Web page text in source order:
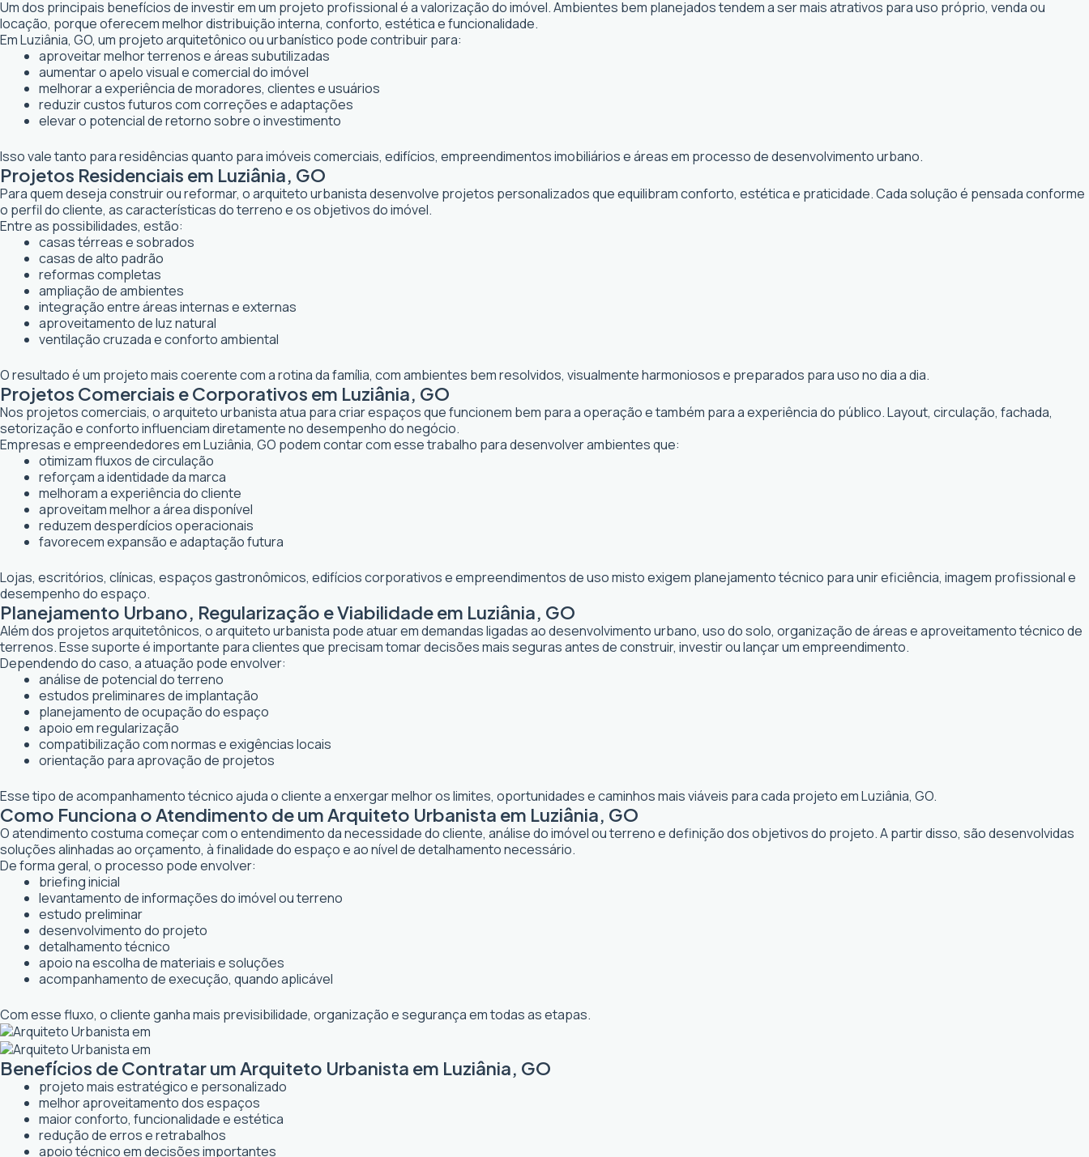
Um dos principais benefícios de investir em um projeto profissional é a valorização do imóvel. Ambientes bem planejados tendem a ser mais atrativos para uso próprio, venda ou
locação, porque oferecem melhor distribuição interna, conforto, estética e funcionalidade.
Em Luziânia, GO, um projeto arquitetônico ou urbanístico pode contribuir para:
aproveitar melhor terrenos e áreas subutilizadas
aumentar o apelo visual e comercial do imóvel
melhorar a experiência de moradores, clientes e usuários
reduzir custos futuros com correções e adaptações
elevar o potencial de retorno sobre o investimento
Isso vale tanto para residências quanto para imóveis comerciais, edifícios, empreendimentos imobiliários e áreas em processo de desenvolvimento urbano.
Projetos Residenciais em Luziânia, GO
Para quem deseja construir ou reformar, o arquiteto urbanista desenvolve projetos personalizados que equilibram conforto, estética e praticidade. Cada solução é pensada conforme
o perfil do cliente, as características do terreno e os objetivos do imóvel.
Entre as possibilidades, estão:
casas térreas e sobrados
casas de alto padrão
reformas completas
ampliação de ambientes
integração entre áreas internas e externas
aproveitamento de luz natural
ventilação cruzada e conforto ambiental
O resultado é um projeto mais coerente com a rotina da família, com ambientes bem resolvidos, visualmente harmoniosos e preparados para uso no dia a dia.
Projetos Comerciais e Corporativos em Luziânia, GO
Nos projetos comerciais, o arquiteto urbanista atua para criar espaços que funcionem bem para a operação e também para a experiência do público. Layout, circulação, fachada,
setorização e conforto influenciam diretamente no desempenho do negócio.
Empresas e empreendedores em Luziânia, GO podem contar com esse trabalho para desenvolver ambientes que:
otimizam fluxos de circulação
reforçam a identidade da marca
melhoram a experiência do cliente
aproveitam melhor a área disponível
reduzem desperdícios operacionais
favorecem expansão e adaptação futura
Lojas, escritórios, clínicas, espaços gastronômicos, edifícios corporativos e empreendimentos de uso misto exigem planejamento técnico para unir eficiência, imagem profissional e
desempenho do espaço.
Planejamento Urbano, Regularização e Viabilidade em Luziânia, GO
Além dos projetos arquitetônicos, o arquiteto urbanista pode atuar em demandas ligadas ao desenvolvimento urbano, uso do solo, organização de áreas e aproveitamento técnico de
terrenos. Esse suporte é importante para clientes que precisam tomar decisões mais seguras antes de construir, investir ou lançar um empreendimento.
Dependendo do caso, a atuação pode envolver:
análise de potencial do terreno
estudos preliminares de implantação
planejamento de ocupação do espaço
apoio em regularização
compatibilização com normas e exigências locais
orientação para aprovação de projetos
Esse tipo de acompanhamento técnico ajuda o cliente a enxergar melhor os limites, oportunidades e caminhos mais viáveis para cada projeto em Luziânia, GO.
Como Funciona o Atendimento de um Arquiteto Urbanista em Luziânia, GO
O atendimento costuma começar com o entendimento da necessidade do cliente, análise do imóvel ou terreno e definição dos objetivos do projeto. A partir disso, são desenvolvidas
soluções alinhadas ao orçamento, à finalidade do espaço e ao nível de detalhamento necessário.
De forma geral, o processo pode envolver:
briefing inicial
levantamento de informações do imóvel ou terreno
estudo preliminar
desenvolvimento do projeto
detalhamento técnico
apoio na escolha de materiais e soluções
acompanhamento de execução, quando aplicável
Com esse fluxo, o cliente ganha mais previsibilidade, organização e segurança em todas as etapas.
Benefícios de Contratar um Arquiteto Urbanista em Luziânia, GO
projeto mais estratégico e personalizado
melhor aproveitamento dos espaços
maior conforto, funcionalidade e estética
redução de erros e retrabalhos
apoio técnico em decisões importantes